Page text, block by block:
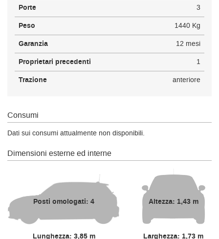
Porte 3
Peso 1440 Kg
Garanzia 12 mesi
Proprietari precedenti 1
Trazione anteriore
Consumi
Dati sui consumi attualmente non disponibili.
Dimensioni esterne ed interne
Posti omologati: 4
Lunghezza: 3,85 m
Altezza: 1,43 m
Larghezza: 1,73 m